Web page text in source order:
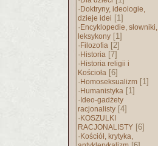
· Doktryny, ideologie,
dzieje idei [1]
· Encyklopedie, słowniki,
leksykony [1]
· Filozofia [2]
· Historia [7]
· Historia religii i
Kościoła [6]
· Homoseksualizm [1]
· Humanistyka [1]
· Ideo-gadżety
racjonalisty [4]
· KOSZULKI
RACJONALISTY [6]
· Kościół, krytyka,